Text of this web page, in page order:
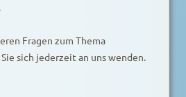
Fragen zum Thema
sich jederzeit an uns wenden.